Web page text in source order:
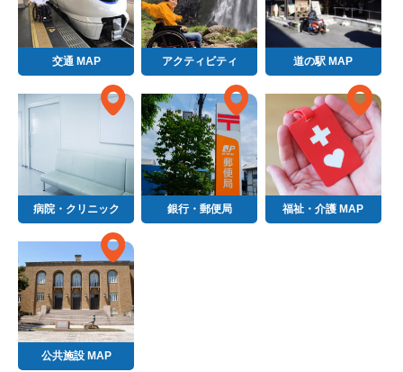
交通 MAP アクティビティ 道の駅 MAP
病院・クリニック 銀行・郵便局 福祉・介護 MAP
公共施設 MAP